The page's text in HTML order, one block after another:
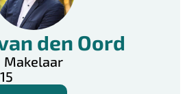
op eigen terrein
privacy en veel
gezamenlijke tuin
den Oord
Makelaar